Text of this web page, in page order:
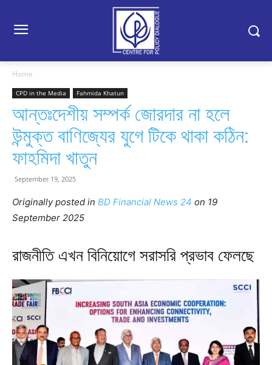
Home
CPD in the Media Fahmida Khatun
আন্তঃদেশীয় সম্পর্ক জোরদার না হলে
উন্মুক্ত বাণিজ্যের যুগে টিকে থাকা কঠিন:
ফাহমিদা খাতুন
September 19, 2025
Originally posted in BD Financial News 24 on 19
September 2025
রাজনীতি এখন বিনিয়োগে সরাসরি প্রভাব ফেলছে